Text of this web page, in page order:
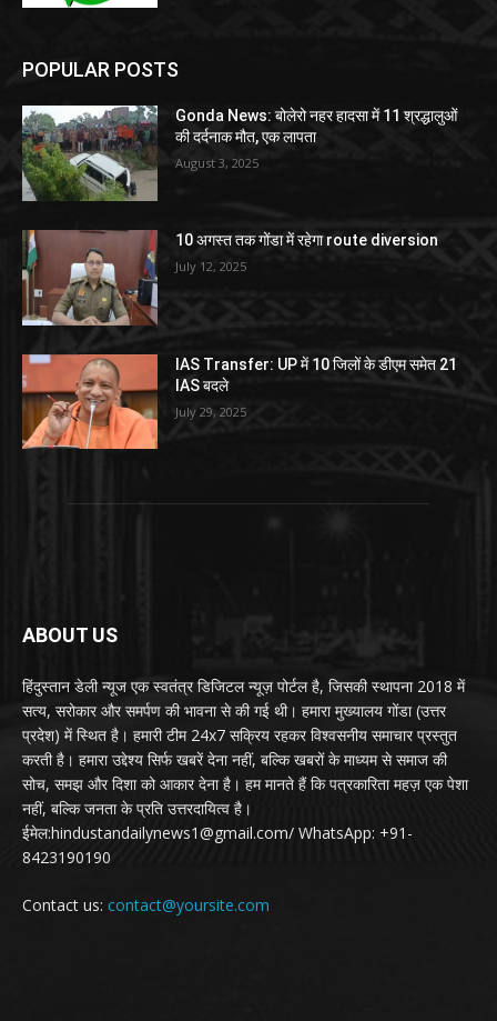
POPULAR POSTS
Gonda News: बोलेरो नहर हादसा में 11 श्रद्धालुओं
की दर्दनाक मौत, एक लापता
August 3, 2025
10 अगस्त तक गोंडा में रहेगा route diversion
July 12, 2025
IAS Transfer: UP में 10 जिलों के डीएम समेत 21
IAS बदले
July 29, 2025
ABOUT US
हिंदुस्तान डेली न्यूज एक स्वतंत्र डिजिटल न्यूज़ पोर्टल है, जिसकी स्थापना 2018 में
सत्य, सरोकार और समर्पण की भावना से की गई थी। हमारा मुख्यालय गोंडा (उत्तर
प्रदेश) में स्थित है। हमारी टीम 24x7 सक्रिय रहकर विश्वसनीय समाचार प्रस्तुत
करती है। हमारा उद्देश्य सिर्फ खबरें देना नहीं, बल्कि खबरों के माध्यम से समाज की
सोच, समझ और दिशा को आकार देना है। हम मानते हैं कि पत्रकारिता महज़ एक पेशा
नहीं, बल्कि जनता के प्रति उत्तरदायित्व है।
ईमेल:hindustandailynews1@gmail.com/ WhatsApp: +91-
8423190190
Contact us: contact@yoursite.com